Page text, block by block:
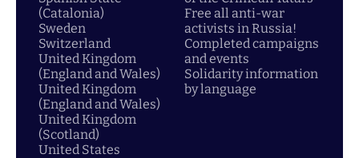
(Catalonia)
Sweden
Switzerland
United Kingdom
(England and Wales)
United Kingdom
(England and Wales)
United Kingdom
(Scotland)
United States
Free all anti-war
activists in Russia!
Completed campaigns
and events
Solidarity information
by language